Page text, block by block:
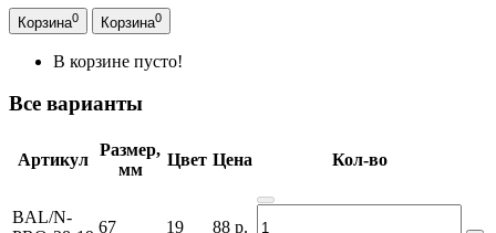
Корзина0 Корзина0
В корзине пусто!
Все варианты
Артикул
Размер,
мм
Цвет Цена Кол-во
BAL/N-
67 19 88 р.